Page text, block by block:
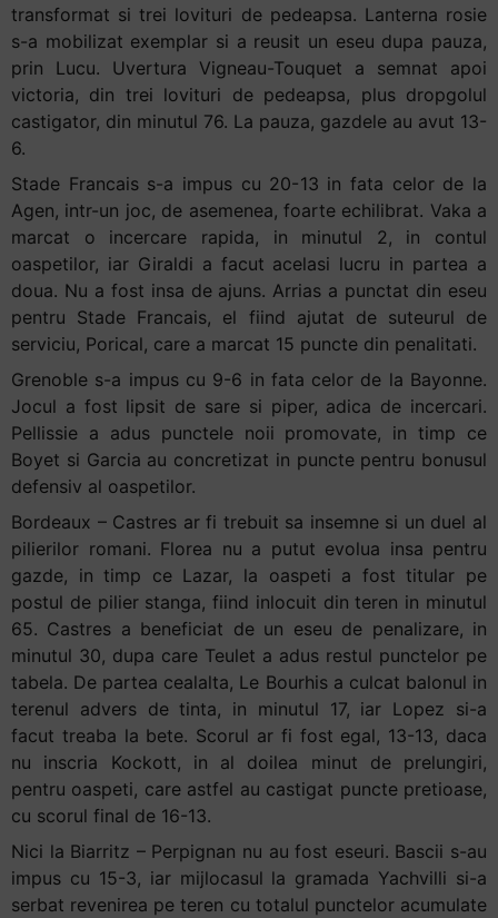
transformat si trei lovituri de pedeapsa. Lanterna rosie
s-a mobilizat exemplar si a reusit un eseu dupa pauza,
prin Lucu. Uvertura Vigneau-Touquet a semnat apoi
victoria, din trei lovituri de pedeapsa, plus dropgolul
castigator, din minutul 76. La pauza, gazdele au avut 13-
6.
Stade Francais s-a impus cu 20-13 in fata celor de la
Agen, intr-un joc, de asemenea, foarte echilibrat. Vaka a
marcat o incercare rapida, in minutul 2, in contul
oaspetilor, iar Giraldi a facut acelasi lucru in partea a
doua. Nu a fost insa de ajuns. Arrias a punctat din eseu
pentru Stade Francais, el fiind ajutat de suteurul de
serviciu, Porical, care a marcat 15 puncte din penalitati.
Grenoble s-a impus cu 9-6 in fata celor de la Bayonne.
Jocul a fost lipsit de sare si piper, adica de incercari.
Pellissie a adus punctele noii promovate, in timp ce
Boyet si Garcia au concretizat in puncte pentru bonusul
defensiv al oaspetilor.
Bordeaux – Castres ar fi trebuit sa insemne si un duel al
pilierilor romani. Florea nu a putut evolua insa pentru
gazde, in timp ce Lazar, la oaspeti a fost titular pe
postul de pilier stanga, fiind inlocuit din teren in minutul
65. Castres a beneficiat de un eseu de penalizare, in
minutul 30, dupa care Teulet a adus restul punctelor pe
tabela. De partea cealalta, Le Bourhis a culcat balonul in
terenul advers de tinta, in minutul 17, iar Lopez si-a
facut treaba la bete. Scorul ar fi fost egal, 13-13, daca
nu inscria Kockott, in al doilea minut de prelungiri,
pentru oaspeti, care astfel au castigat puncte pretioase,
cu scorul final de 16-13.
Nici la Biarritz – Perpignan nu au fost eseuri. Bascii s-au
impus cu 15-3, iar mijlocasul la gramada Yachvilli si-a
serbat revenirea pe teren cu totalul punctelor acumulate